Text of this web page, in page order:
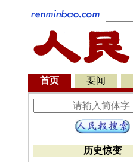
首页 要闻
历史惊变